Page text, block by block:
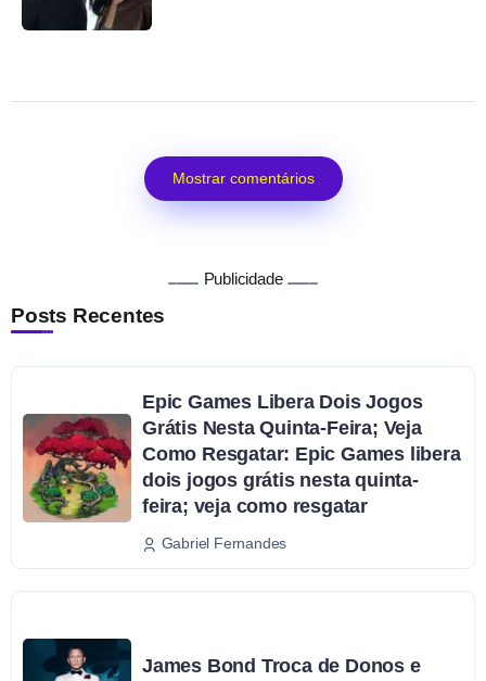
Mostrar comentários
Publicidade
Posts Recentes
Epic Games Libera Dois Jogos
Grátis Nesta Quinta-Feira; Veja
Como Resgatar: Epic Games libera
dois jogos grátis nesta quinta-
feira; veja como resgatar
Gabriel Fernandes
James Bond Troca de Donos e